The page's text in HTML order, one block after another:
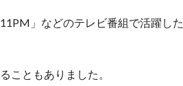
」などのテレビ番組で活躍した
こともありました。